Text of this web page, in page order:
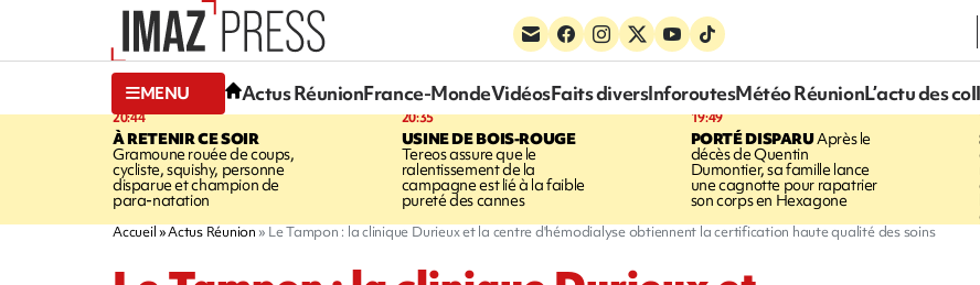
MENU Actus RéunionFrance-MondeVidéosFaits diversInforoutesMétéo RéunionL’actu des
20:44
À RETENIR CE SOIR
Gramoune rouée de coups,
cycliste, squishy, personne
disparue et champion de
para-natation
20:35
USINE DE BOIS-ROUGE
Tereos assure que le
ralentissement de la
campagne est lié à la faible
pureté des cannes
19:49
PORTÉ DISPARUAprès le
décès de Quentin
Dumontier, sa famille lance
une cagnotte pour rapatrier
son corps en Hexagone
Accueil Actus Réunion Le Tampon : la clinique Durieux et la centre d'hémodialyse obtiennent la certification haute qualité des soins